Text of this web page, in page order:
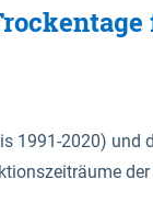
1991-2020) und